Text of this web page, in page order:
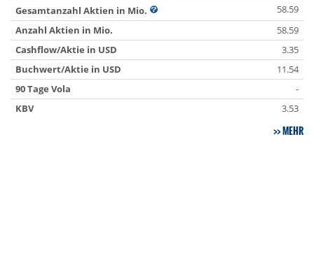
Gesamtanzahl Aktien in Mio.
58.59
Anzahl Aktien in Mio.
58.59
Cashflow/Aktie in USD
3.35
Buchwert/Aktie in USD
11.54
90 Tage Vola
-
KBV
3.53
MEHR